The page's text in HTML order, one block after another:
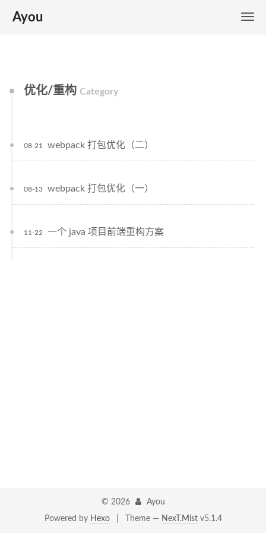
Ayou
优化/重构 Category
webpack 打包优化（二）
08-21
webpack 打包优化（一）
08-13
一个 java 项目前端重构方案
11-22
© 2026
Ayou
Powered by Hexo Theme — NexT.Mistv5.1.4